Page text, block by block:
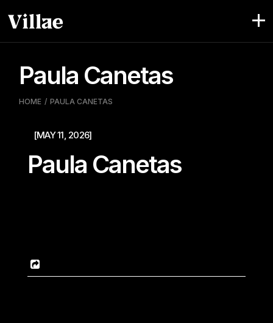
para
Paula Canetas
HOME PAULA CANETAS
[MAY 11, 2026]
Paula Canetas